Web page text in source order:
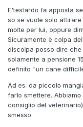
E'testardo fa apposta
so se vuole solo
molte per lui, oppure
Sicuramente è colpa
discolpa posso dire
solamente a pensione
definito "un cane
Ad es. da piccolo
farlo smettere.
consiglio del
smesso.